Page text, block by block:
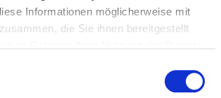
Informationen möglicherweise mit
die Sie ihnen bereitgestellt